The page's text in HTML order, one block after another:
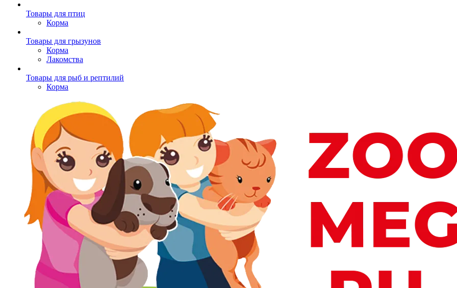
Товары для птиц
Корма
Товары для грызунов
Корма
Лакомства
Товары для рыб и рептилий
Корма